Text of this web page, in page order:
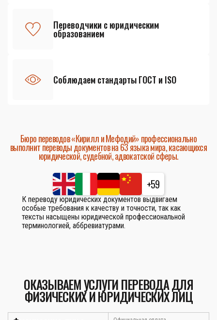
Переводчики с юридическим
образованием
Соблюдаем стандарты ГОСТ и ISO
Бюро переводов «Кирилл и Мефодий» профессионально
выполнит переводы документов на 63 языка мира, касающихся
юридической, судебной, адвокатской сферы.
+59
К переводу юридических документов выдвигаем
особые требования к качеству и точности, так как
тексты насыщены юридической профессиональной
терминологией, аббревиатурами.
ОКАЗЫВАЕМ УСЛУГИ ПЕРЕВОДА ДЛЯ
ФИЗИЧЕСКИХ И ЮРИДИЧЕСКИХ ЛИЦ